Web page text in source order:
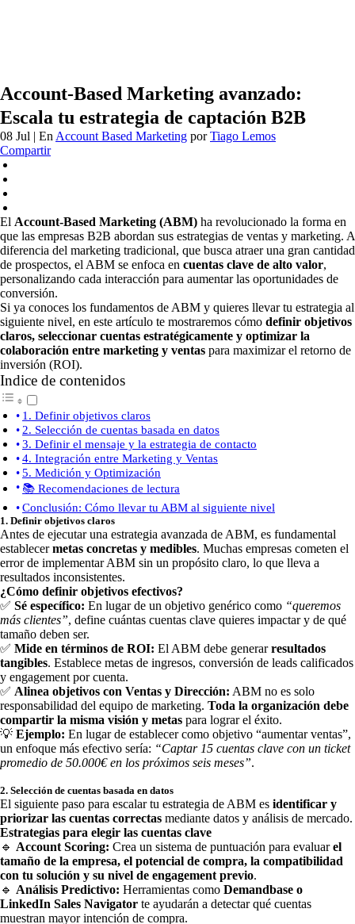
Account-Based Marketing avanzado:
Escala tu estrategia de captación B2B
08 Jul | En Account Based Marketing porTiago Lemos
Compartir
El Account-Based Marketing (ABM) ha revolucionado la forma en
que las empresas B2B abordan sus estrategias de ventas y marketing. A
diferencia del marketing tradicional, que busca atraer una gran cantidad
de prospectos, el ABM se enfoca en cuentas clave de alto valor,
personalizando cada interacción para aumentar las oportunidades de
conversión.
Si ya conoces los fundamentos de ABM y quieres llevar tu estrategia al
siguiente nivel, en este artículo te mostraremos cómo definir objetivos
claros, seleccionar cuentas estratégicamente y optimizar la
colaboración entre marketing y ventas para maximizar el retorno de
inversión (ROI).
Indice de contenidos
1. Definir objetivos claros
2. Selección de cuentas basada en datos
3. Definir el mensaje y la estrategia de contacto
4. Integración entre Marketing y Ventas
5. Medición y Optimización
📚 Recomendaciones de lectura
Conclusión: Cómo llevar tu ABM al siguiente nivel
1. Definir objetivos claros
Antes de ejecutar una estrategia avanzada de ABM, es fundamental
establecermetas concretas y medibles. Muchas empresas cometen el
error de implementar ABM sin un propósito claro, lo que lleva a
resultados inconsistentes.
¿Cómo definir objetivos efectivos?
✅ Sé específico: En lugar de un objetivo genérico como “queremos
más clientes”, define cuántas cuentas clave quieres impactar y de qué
tamaño deben ser.
✅ Mide en términos de ROI: El ABM debe generarresultados
tangibles. Establece metas de ingresos, conversión de leads calificados
y engagement por cuenta.
✅ Alinea objetivos con Ventas y Dirección: ABM no es solo
responsabilidad del equipo de marketing. Toda la organización debe
compartir la misma visión y metas para lograr el éxito.
💡 Ejemplo: En lugar de establecer como objetivo “aumentar ventas”,
un enfoque más efectivo sería: “Captar 15 cuentas clave con un ticket
promedio de 50.000€ en los próximos seis meses”.
2. Selección de cuentas basada en datos
El siguiente paso para escalar tu estrategia de ABM es identificar y
priorizar las cuentas correctas mediante datos y análisis de mercado.
Estrategias para elegir las cuentas clave
🔹 Account Scoring: Crea un sistema de puntuación para evaluarel
tamaño de la empresa, el potencial de compra, la compatibilidad
con tu solución y su nivel de engagement previo.
🔹 Análisis Predictivo: Herramientas como Demandbase o
LinkedIn Sales Navigator te ayudarán a detectar qué cuentas
muestran mayor intención de compra.